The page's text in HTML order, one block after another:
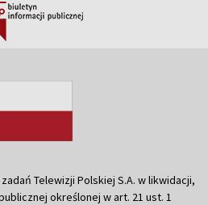
Telewizji Polskiej S.A. w likwidacji,
określonej w art. 21 ust. 1